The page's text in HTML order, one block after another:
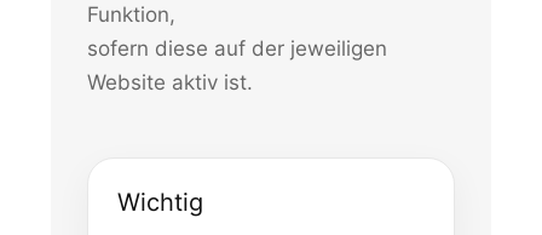
Funktion,
sofern diese auf der jeweiligen
Website aktiv ist.
Wichtig